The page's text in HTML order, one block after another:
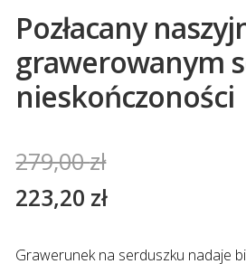
Pozłacany
grawerowanym
nieskończoności
279,00zł
223,20 zł
Grawerunek na serduszku nadaje